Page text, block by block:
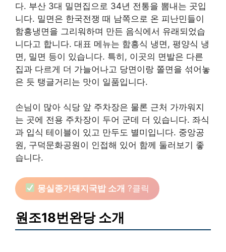
다. 부산 3대 밀면집으로 34년 전통을 뽐내는 곳입
니다. 밀면은 한국전쟁 때 남쪽으로 온 피난민들이
함흥냉면을 그리워하며 만든 음식에서 유래되었습
니다고 합니다. 대표 메뉴는 함흥식 냉면, 평양식 냉
면, 밀면 등이 있습니다. 특히, 이곳의 면발은 다른
집과 다르게 더 가늘어나고 당면이랑 쫄면을 섞어놓
은 듯 탱글거리는 맛이 일품입니다.
손님이 많아 식당 앞 주차장은 물론 근처 가까워지
는 곳에 전용 주차장이 두어 군데 더 있습니다. 좌식
과 입식 테이블이 있고 만두도 별미입니다. 중앙공
원, 구덕문화공원이 인접해 있어 함께 둘러보기 좋
습니다.
몽실종가돼지국밥 소개 ?클릭
원조18번완당 소개